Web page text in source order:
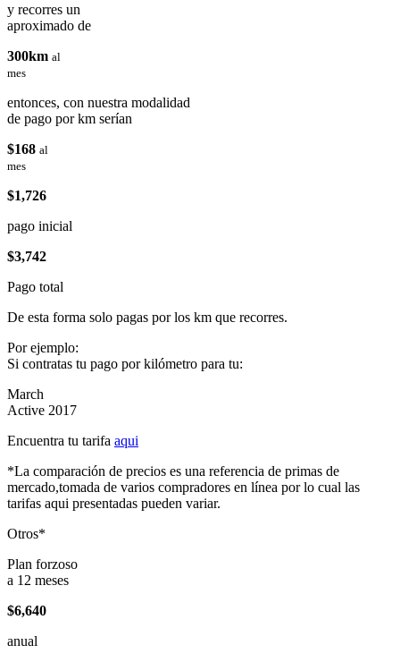
y recorres un
aproximado de
300km al
mes
entonces, con nuestra modalidad
de pago por km serían
$168 al
mes
$1,726
pago inicial
$3,742
Pago total
De esta forma solo pagas por los km que recorres.
Por ejemplo:
Si contratas tu pago por kilómetro para tu:
March
Active 2017
Encuentra tu tarifa aqui
*La comparación de precios es una referencia de primas de
mercado,tomada de varios compradores en línea por lo cual las
tarifas aqui presentadas pueden variar.
Otros*
Plan forzoso
a 12 meses
$6,640
anual